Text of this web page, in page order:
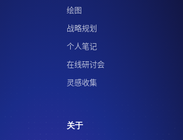
绘图
战略规划
个人笔记
在线研讨会
灵感收集
关于